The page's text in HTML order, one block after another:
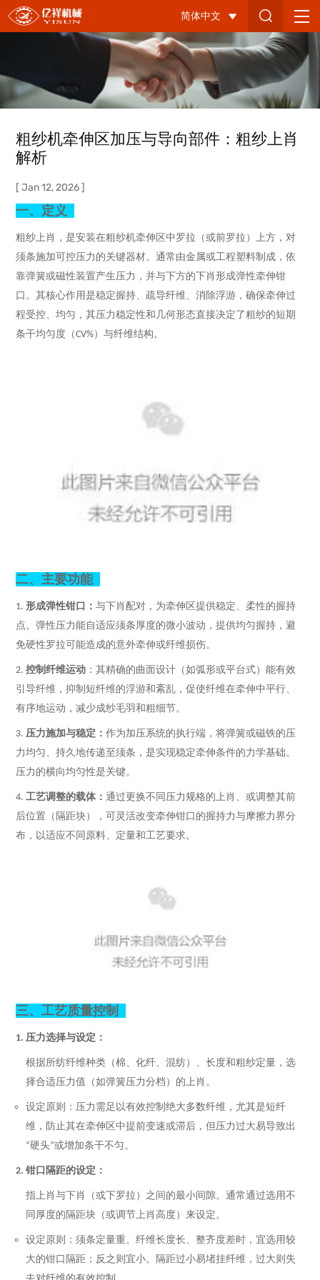
粗
纱
牵
伸
区
加
压
与
导
向
部
件：
粗
简体中文
粗纱机牵伸区加压与导向部件：粗纱上肖
解析
[ Jan 12, 2026 ]
一、 定义
粗纱上肖，是安装在粗纱机牵伸区中罗拉（或前罗拉）上方，对
须条施加可控压力的关键器材。通常由金属或工程塑料制成，依
靠弹簧或磁性装置产生压力，并与下方的下肖形成弹性牵伸钳
口。其核心作用是稳定握持、疏导纤维、消除浮游，确保牵伸过
程受控、均匀，其压力稳定性和几何形态直接决定了粗纱的短期
条干均匀度（CV%）与纤维结构。
二、主要功能
1.形成弹性钳口：与下肖配对，为牵伸区提供稳定、柔性的握持
点。弹性压力能自适应须条厚度的微小波动，提供均匀握持，避
免硬性罗拉可能造成的意外牵伸或纤维损伤。
2.控制纤维运动 ：其精确的曲面设计（如弧形或平台式）能有效
引导纤维，抑制短纤维的浮游和紊乱，促使纤维在牵伸中平行、
有序地运动，减少成纱毛羽和粗细节。
3.压力施加与稳定：作为加压系统的执行端，将弹簧或磁铁的压
力均匀、持久地传递至须条，是实现稳定牵伸条件的力学基础。
压力的横向均匀性是关键。
4.工艺调整的载体：通过更换不同压力规格的上肖、或调整其前
后位置（隔距块），可灵活改变牵伸钳口的握持力与摩擦力界分
布 ，以适应不同原料、定量和工艺要求。
三、工艺质量控制
1.压力选择与设定：
根据所纺纤维种类（棉、化纤、混纺）、长度和粗纱定量，选
择合适压力值（如弹簧压力分档）的上肖。
设定原则：压力需足以有效控制绝大多数纤维，尤其是短纤
维，防止其在牵伸区中提前变速或滞后，但压力过大易导致出
“硬头”或增加条干不匀。
2.钳口隔距的设定：
指上肖与下肖（或下罗拉）之间的最小间隙。通常通过选用不
同厚度的隔距块（或调节上肖高度）来设定。
设定原则：须条定量重、纤维长度长、整齐度差时，宜选用较
大的钳口隔距；反之则宜小。隔距过小易堵挂纤维，过大则失